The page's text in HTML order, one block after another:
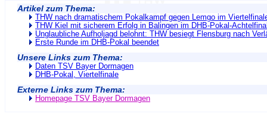
Artikel zum Thema:
THW nach dramatischem Pokalkampf gegen Lemgo im
THW Kiel mit sicherem Erfolg in Balingen im DHB-Pokal-
Unglaubliche Aufholjagd belohnt: THW besiegt Flensburg nach
Erste Runde im DHB-Pokal beendet
Unsere Links zum Thema:
Daten TSV Bayer Dormagen
DHB-Pokal, Viertelfinale
Externe Links zum Thema:
Homepage TSV Bayer Dormagen